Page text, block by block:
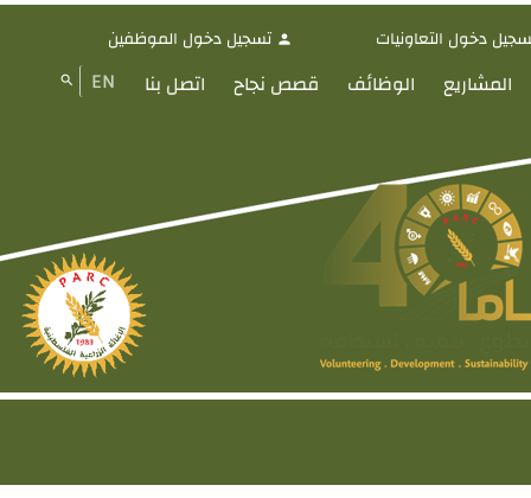
دخول التعاونيات person تسجيل دخول الموظفين
المشاريع الوظائف قصص نجاح اتصل بنا EN
search